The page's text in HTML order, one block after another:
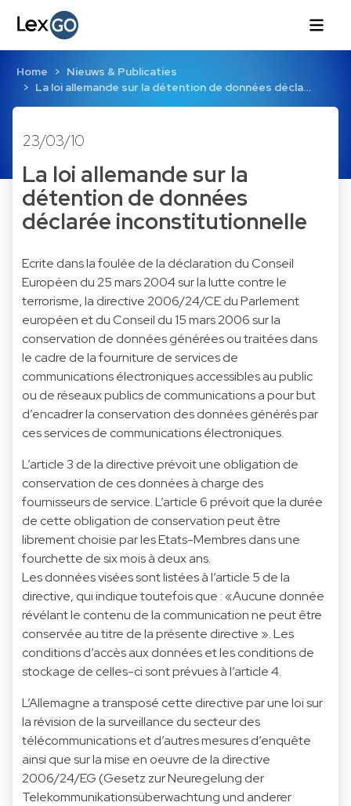
Home
Nieuws & Publicaties
La loi allemande sur la détention de données décla…
23/03/10
La loi allemande sur la
détention de données
déclarée inconstitutionnelle
Ecrite dans la foulée de la déclaration du Conseil
Européen du 25 mars 2004 sur la lutte contre le
terrorisme, la directive 2006/24/CE du Parlement
européen et du Conseil du 15 mars 2006 sur la
conservation de données générées ou traitées dans
le cadre de la fourniture de services de
communications électroniques accessibles au public
ou de réseaux publics de communications a pour but
d’encadrer la conservation des données générés par
ces services de communications électroniques.
L’article 3 de la directive prévoit une obligation de
conservation de ces données à charge des
fournisseurs de service. L’article 6 prévoit que la durée
de cette obligation de conservation peut être
librement choisie par les Etats-Membres dans une
fourchette de six mois à deux ans.
Les données visées sont listées à l’article 5 de la
directive, qui indique toutefois que : «Aucune donnée
révélant le contenu de la communication ne peut être
conservée au titre de la présente directive ». Les
conditions d’accès aux données et les conditions de
stockage de celles-ci sont prévues à l’article 4.
L’Allemagne a transposé cette directive par une loi sur
la révision de la surveillance du secteur des
télécommunications et d’autres mesures d’enquête
ainsi que sur la mise en oeuvre de la directive
2006/24/EG (Gesetz zur Neuregelung der
Telekommunikationsüberwachtung und anderer